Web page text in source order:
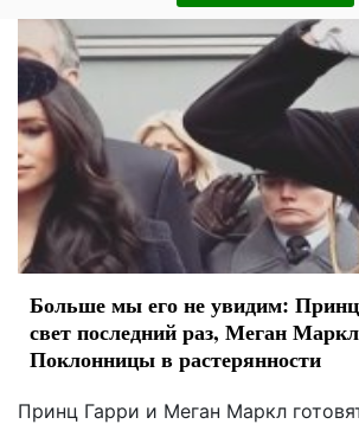
Больше мы его не увидим:
свет последний раз, Меган
Поклонницы в растерянности
Принц Гарри и Меган Маркл